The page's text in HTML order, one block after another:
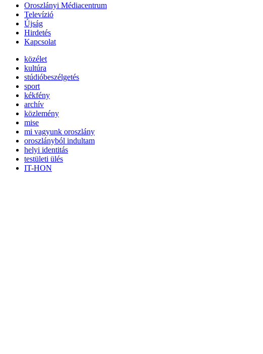
Oroszlányi Médiacentrum
Televízió
Újság
Hirdetés
Kapcsolat
közélet
kultúra
stúdióbeszélgetés
sport
kékfény
archív
közlemény
mise
mi vagyunk oroszlány
oroszlányból indultam
helyi identitás
testületi ülés
IT-HON